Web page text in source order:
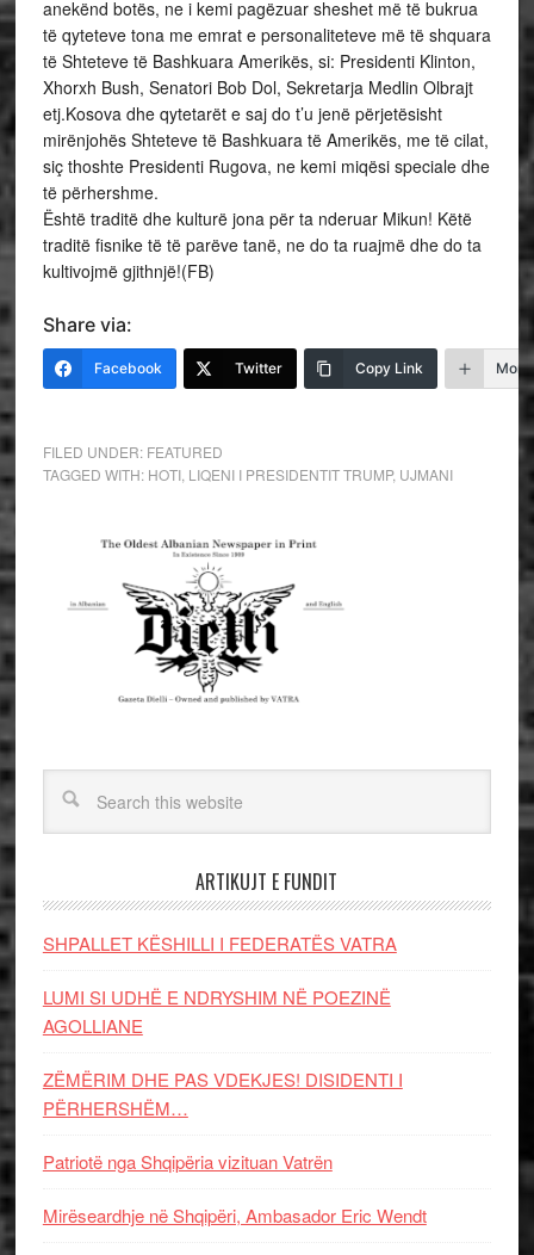
anekënd botës, ne i kemi pagëzuar sheshet më të bukrua
të qyteteve tona me emrat e personaliteteve më të shquara
të Shteteve të Bashkuara Amerikës, si: Presidenti Klinton,
Xhorxh Bush, Senatori Bob Dol, Sekretarja Medlin Olbrajt
etj.Kosova dhe qytetarët e saj do t’u jenë përjetësisht
mirënjohës Shteteve të Bashkuara të Amerikës, me të cilat,
siç thoshte Presidenti Rugova, ne kemi miqësi speciale dhe
të përhershme.
Është traditë dhe kulturë jona për ta nderuar Mikun! Këtë
traditë fisnike të të parëve tanë, ne do ta ruajmë dhe do ta
kultivojmë gjithnjë!(FB)
Share via:
Facebook Twitter Copy Link More
FILED UNDER: FEATURED
TAGGED WITH: HOTI, LIQENI I PRESIDENTIT TRUMP, UJMANI
ARTIKUJT E FUNDIT
SHPALLET KËSHILLI I FEDERATËS VATRA
LUMI SI UDHË E NDRYSHIM NË POEZINË
AGOLLIANE
ZËMËRIM DHE PAS VDEKJES! DISIDENTI I
PËRHERSHËM…
Patriotë nga Shqipëria vizituan Vatrën
Mirëseardhje në Shqipëri, Ambasador Eric Wendt